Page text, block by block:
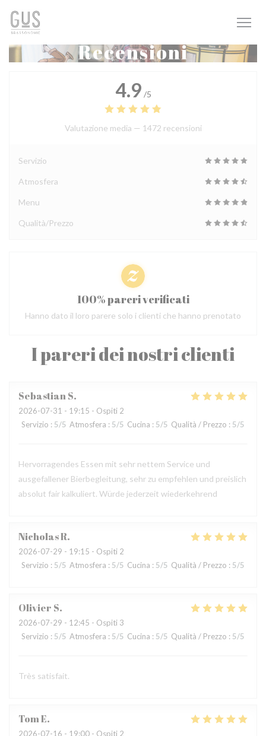
Personalizzazione delle tue scelte sui cookie
Recensioni
I pareri dei nostri clienti
SebastianS
2026-07-31 - 19:15 - Ospiti 2
Servizio : 5/5 Atmosfera : 5/5 Cucina : 5/5 Qualità / Prezzo : 5/5
Hervorragendes Essen mit sehr nettem Service und
ausgefallener Bierbegleitung, sehr zu empfehlen und preislich
absolut fair kalkuliert. Würde jederzeit wiederkehrend
NicholasR
2026-07-29 - 19:15 - Ospiti 2
Servizio : 5/5 Atmosfera : 5/5 Cucina : 5/5 Qualità / Prezzo : 5/5
Olivier S
2026-07-29 - 12:45 - Ospiti 3
Servizio : 5/5 Atmosfera : 5/5 Cucina : 5/5 Qualità / Prezzo : 5/5
Très satisfait.
TomE
2026-07-16 - 19:00 - Ospiti 2
4.9 /5
Valutazione media — 1472 recensioni
Servizio
Atmosfera
Menu
Qualità/Prezzo
100% pareri verificati
Hanno dato il loro parere solo i clienti che hanno prenotato